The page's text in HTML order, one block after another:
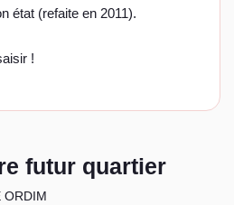
état (refaite en 2011).
!
futur quartier
ORDIM